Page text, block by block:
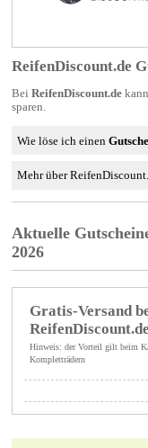
ReifenDiscount.de
Bei ReifenDiscount.de
sparen.
Wie löse ich einen
Mehr über
Aktuelle
2026
Gratis-Versand
ReifenDiscount.de
Hinweis: der Vorteil gilt beim
Kompletträdern